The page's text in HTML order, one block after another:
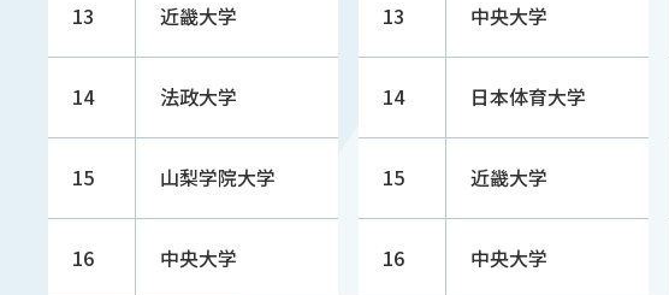
13 近畿大学
14 法政大学
15 山梨学院大学
16 中央大学
13 中央大学
14 日本体育大学
15 近畿大学
16 中央大学